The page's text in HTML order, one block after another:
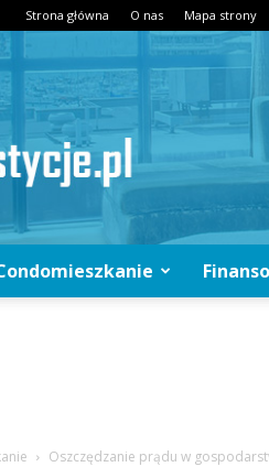
Strona główna O nas Mapa strony
Oszczędzanie prądu w